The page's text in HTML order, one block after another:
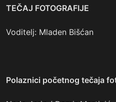
TEČAJ FOTOGRAFIJE
Voditelj: Mladen Bišćan
Polaznici početnog tečaja